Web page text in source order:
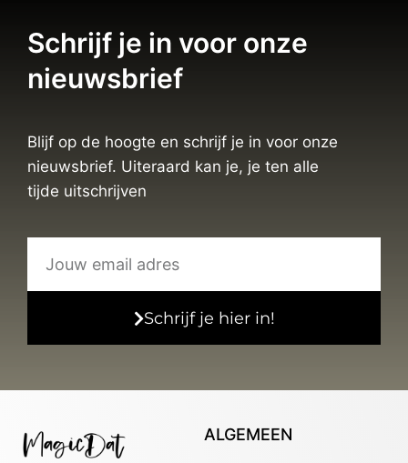
Schrijf je in voor onze
nieuwsbrief
Blijf op de hoogte en schrijf je in voor onze
nieuwsbrief. Uiteraard kan je, je ten alle
tijde uitschrijven
Schrijf je hier in!
ALGEMEEN